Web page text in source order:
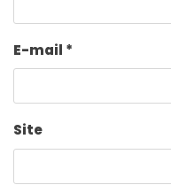
E-mail *
Site